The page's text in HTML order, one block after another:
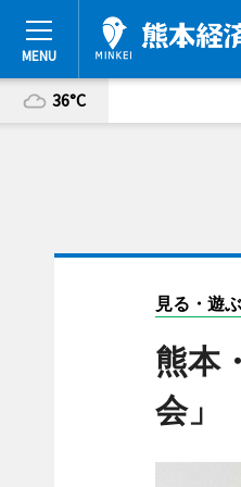
36°C
見る・遊ぶ
熊本
会」